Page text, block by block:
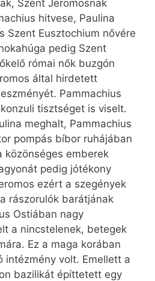
Szent Jeromosnak
hitvese, Paulina
Szent Euszto­chium nővére
pedig Szent
római nők buzgón
által hirdetett
Pamma­chius
tisztséget is viselt.
meghalt, Pammachius
pompás bíbor ruhájában
közönséges emberek
pedig jótékony
ezért a szegények
rászorulók barátjának
Ostiában nagy
a nincstelenek, betegek
Ez a maga korában
intézmény volt. Emellett a
bazilikát építtetett egy